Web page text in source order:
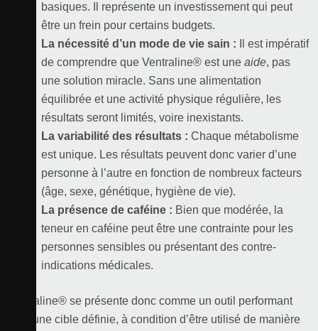
basiques. Il représente un investissement qui peut
être un frein pour certains budgets.
La nécessité d’un mode de vie sain : Il est impératif
de comprendre que Ventraline® est une aide, pas
une solution miracle. Sans une alimentation
équilibrée et une activité physique régulière, les
résultats seront limités, voire inexistants.
La variabilité des résultats : Chaque métabolisme
est unique. Les résultats peuvent donc varier d’une
personne à l’autre en fonction de nombreux facteurs
(âge, sexe, génétique, hygiène de vie).
La présence de caféine : Bien que modérée, la
teneur en caféine peut être une contrainte pour les
personnes sensibles ou présentant des contre-
indications médicales.
Ventraline® se présente donc comme un outil performant
pour une cible définie, à condition d’être utilisé de manière